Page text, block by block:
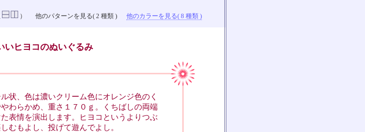
） 他のパターンを見る( 2 種類 ) 他のカラーを見る( 8 種類 )
いヒヨコのぬいぐるみ
状、色は濃いクリーム色にオレンジ色のく
わらかめ、重さ１７０ｇ。くちばしの両端
表情を演出します。ヒヨコというよりつぶ
むもよし、投げて遊んでよし。